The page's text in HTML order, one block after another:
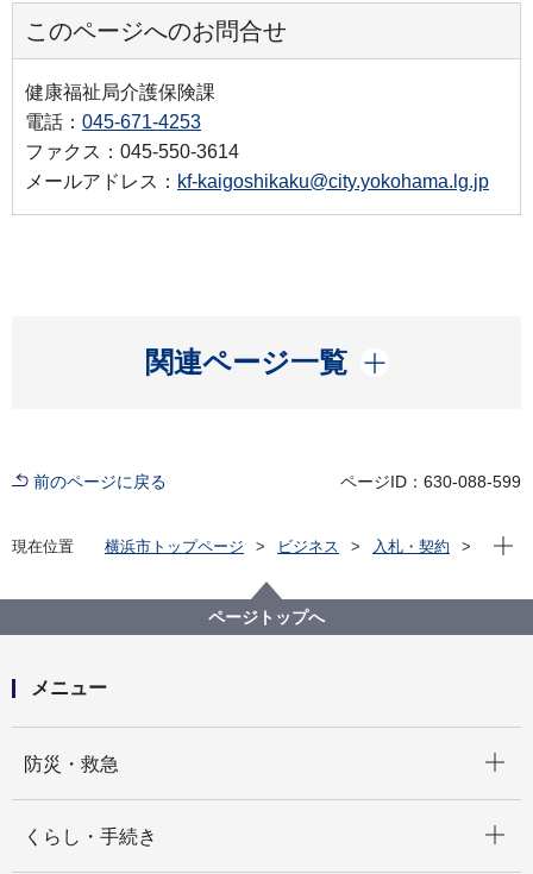
このページへのお問合せ
健康福祉局介護保険課
電話： 045-671-4253
ファクス：045-550-3614
メールアドレス： kf-kaigoshikaku@city.yokohama.lg.jp
関連ページ一覧
開く
前のページに戻る ページID：630-088-599
現在位置 横浜市トップページ ビジネス
入札・契約
【公募型見積合せ】負担限度額認定結果通知書印字及
び封入封かん等業務委託（※終了しました）
現在
ページトップへ
メニュー
防災・救急
くらし・手続き